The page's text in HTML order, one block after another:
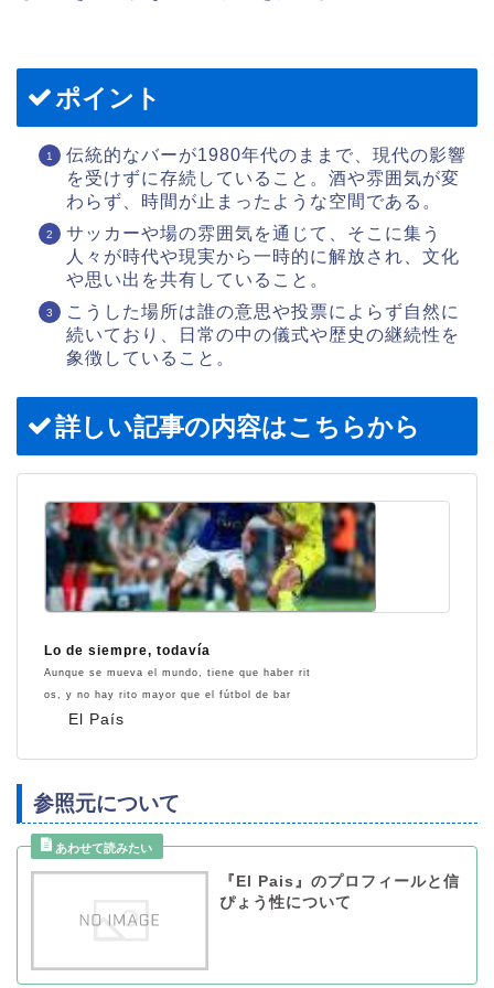
ポイント
伝統的なバーが1980年代のままで、現代の影響
を受けずに存続していること。酒や雰囲気が変
わらず、時間が止まったような空間である。
サッカーや場の雰囲気を通じて、そこに集う
人々が時代や現実から一時的に解放され、文化
や思い出を共有していること。
こうした場所は誰の意思や投票によらず自然に
続いており、日常の中の儀式や歴史の継続性を
象徴していること。
詳しい記事の内容はこちらから
El País
Lo de siempre, todavía
Aunque se mueva el mundo, tiene que haber rit
os, y no hay rito mayor que el fútbol de bar
参照元について
『El Pais』のプロフィールと信
ぴょう性について